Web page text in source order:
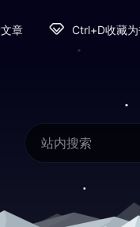
章 Ctrl+D收藏